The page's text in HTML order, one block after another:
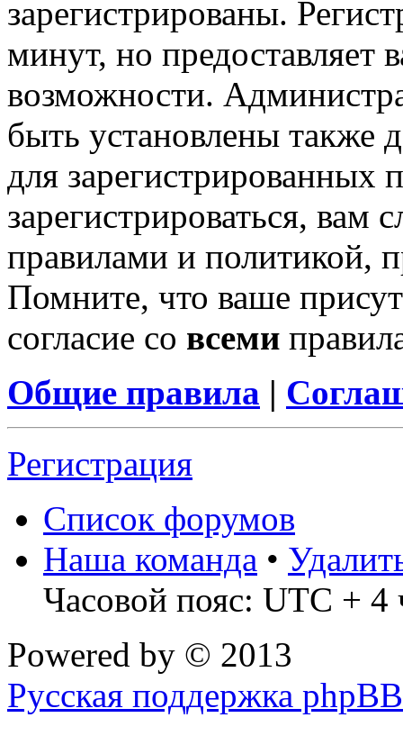
зарегистрированы.
минут, но предоставляет
возможности.
быть установлены также
для зарегистрированных
зарегистрироваться, вам
правилами и политикой,
Помните, что ваше
согласие со всеми
Общие правила |
Регистрация
Список форумов
Наша команда •
Часовой пояс: UTC + 4
Powered by © 2013
Русская поддержка phpBB